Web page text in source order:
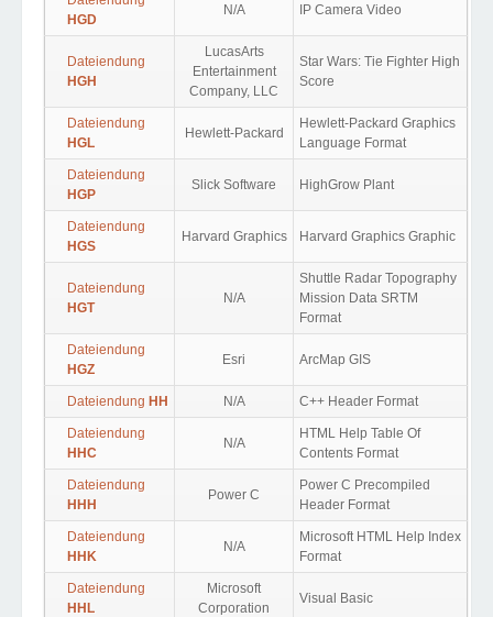
HGD
N/A IP Camera Video
Dateiendung
HGH
LucasArts
Entertainment
Company, LLC
Star Wars: Tie Fighter High
Score
Dateiendung
HGL
Hewlett-Packard
Hewlett-Packard Graphics
Language Format
Dateiendung
HGP
Slick Software HighGrow Plant
Dateiendung
HGS
Harvard Graphics Harvard Graphics Graphic
Dateiendung
HGT
N/A
Shuttle Radar Topography
Mission Data SRTM
Format
Dateiendung
HGZ
Esri ArcMap GIS
Dateiendung HH N/A C++ Header Format
Dateiendung
HHC
N/A
HTML Help Table Of
Contents Format
Dateiendung
HHH
Power C
Power C Precompiled
Header Format
Dateiendung
HHK
N/A
Microsoft HTML Help Index
Format
Dateiendung
HHL
Microsoft
Corporation
Visual Basic